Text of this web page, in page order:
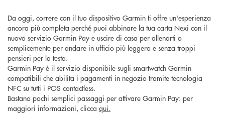
Da oggi, correre con il tuo dispositivo Garmin ti offre un'esperienza
ancora più completa perché puoi abbinare la tua carta Nexi con il
nuovo servizio Garmin Pay e uscire di casa per allenarti o
semplicemente per andare in ufficio più leggero e senza troppi
pensieri per la testa.
Garmin Pay è il servizio disponibile sugli smartwatch Garmin
compatibili che abilita i pagamenti in negozio tramite tecnologia
NFC su tutti i POS contactless.
Bastano pochi semplici passaggi per attivare Garmin Pay: per
maggiori informazioni, clicca qui.